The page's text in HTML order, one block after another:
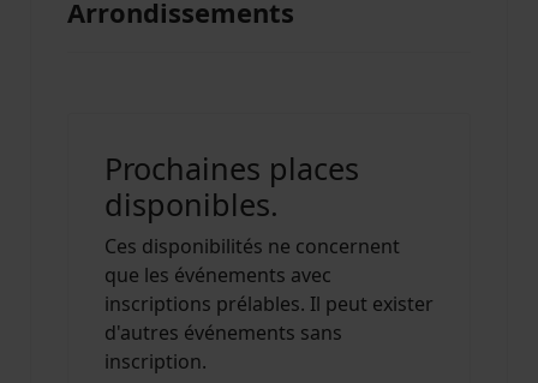
Arrondissements
Prochaines places
disponibles.
Ces disponibilités ne concernent
que les événements avec
inscriptions prélables. Il peut exister
d'autres événements sans
inscription.